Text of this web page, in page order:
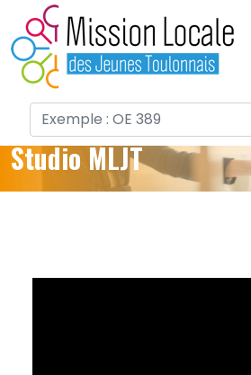
Studio MLJT
Panneau de gestion des cookies